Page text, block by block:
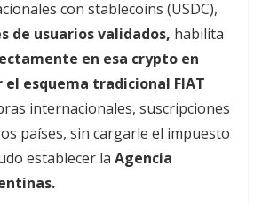
con stablecoins (USDC),
de usuarios validados, habilita
en esa crypto en
el esquema tradicional FIAT
internacionales, suscripciones
países, sin cargarle el impuesto
establecer la Agencia